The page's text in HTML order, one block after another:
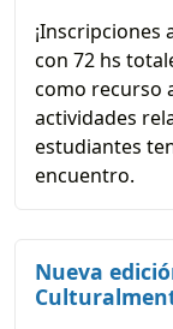
con 72 hs
como recurso
actividades
estudiantes
encuentro.
Nueva